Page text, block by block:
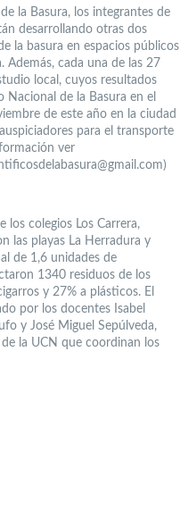
la Basura, los integrantes de
desarrollando otras dos
la basura en espacios públicos
Además, cada una de las 27
local, cuyos resultados
Nacional de la Basura en el
de este año en la ciudad
para el transporte
ver
los colegios Los Carrera,
las playas La Herradura y
de 1,6 unidades de
1340 residuos de los
y 27% a plásticos. El
por los docentes Isabel
y José Miguel Sepúlveda,
la UCN que coordinan los